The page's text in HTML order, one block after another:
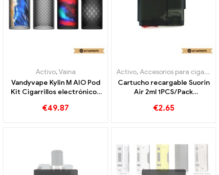
Activo,Vaina
Vandyvape Kylin M AIO Pod
Kit Cigarrillos electrónicos
€49.87
Activo, Accesorios para cigarrillos electrónicos
Cartucho recargable Suorin
Air 2ml 1PCS/Pack
por mayor 丨Personalizado
€2.65